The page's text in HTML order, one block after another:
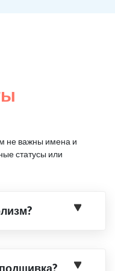
не важны имена и
статусы или